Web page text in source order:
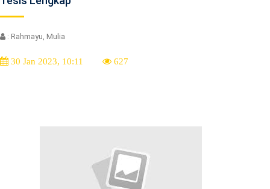
: Rahmayu, Mulia
30 Jan 2023, 10:11 627